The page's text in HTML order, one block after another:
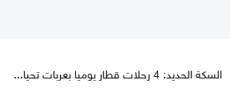
السكة الحديد: 4 رحلات قطار يوميا بعربات تحيا...